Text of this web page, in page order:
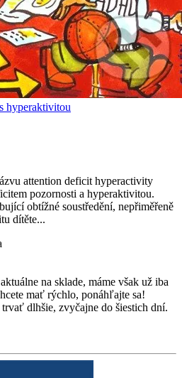
hyperaktivitou
attention deficit hyperactivity
pozornosti a hyperaktivitou.
obtížné soustředění, nepřiměřeně
dítěte...
na sklade, máme však už iba
mať rýchlo, ponáhľajte sa!
dlhšie, zvyčajne do šiestich dní.